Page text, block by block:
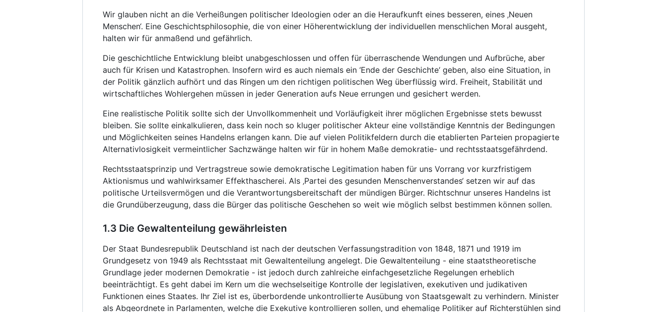
Wir glauben nicht an die Verheißungen politischer Ideologien oder an die Heraufkunft eines besseren, eines ‚Neuen
Menschen‘. Eine Geschichtsphilosophie, die von einer Höherentwicklung der individuellen menschlichen Moral ausgeht,
halten wir für anmaßend und gefährlich.
Die geschichtliche Entwicklung bleibt unabgeschlossen und offen für überraschende Wendungen und Aufbrüche, aber
auch für Krisen und Katastrophen. Insofern wird es auch niemals ein ‘Ende der Geschichte‘ geben, also eine Situation, in
der Politik gänzlich aufhört und das Ringen um den richtigen politischen Weg überflüssig wird. Freiheit, Stabilität und
wirtschaftliches Wohlergehen müssen in jeder Generation aufs Neue errungen und gesichert werden.
Eine realistische Politik sollte sich der Unvollkommenheit und Vorläufigkeit ihrer möglichen Ergebnisse stets bewusst
bleiben. Sie sollte einkalkulieren, dass kein noch so kluger politischer Akteur eine vollständige Kenntnis der Bedingungen
und Möglichkeiten seines Handelns erlangen kann. Die auf vielen Politikfeldern durch die etablierten Parteien propagierte
Alternativlosigkeit vermeintlicher Sachzwänge halten wir für in hohem Maße demokratie- und rechtsstaatsgefährdend.
Rechtsstaatsprinzip und Vertragstreue sowie demokratische Legitimation haben für uns Vorrang vor kurzfristigem
Aktionismus und wahlwirksamer Effekthascherei. Als ‚Partei des gesunden Menschenverstandes‘ setzen wir auf das
politische Urteilsvermögen und die Verantwortungsbereitschaft der mündigen Bürger. Richtschnur unseres Handelns ist
die Grundüberzeugung, dass die Bürger das politische Geschehen so weit wie möglich selbst bestimmen können sollen.
1.3 Die Gewaltenteilung gewährleisten
Der Staat Bundesrepublik Deutschland ist nach der deutschen Verfassungstradition von 1848, 1871 und 1919 im
Grundgesetz von 1949 als Rechtsstaat mit Gewaltenteilung angelegt. Die Gewaltenteilung - eine staatstheoretische
Grundlage jeder modernen Demokratie - ist jedoch durch zahlreiche einfachgesetzliche Regelungen erheblich
beeinträchtigt. Es geht dabei im Kern um die wechselseitige Kontrolle der legislativen, exekutiven und judikativen
Funktionen eines Staates. Ihr Ziel ist es, überbordende unkontrollierte Ausübung von Staatsgewalt zu verhindern. Minister
als Abgeordnete in Parlamenten, welche die Exekutive kontrollieren sollen, und ehemalige Politiker auf Richterstühlen sind